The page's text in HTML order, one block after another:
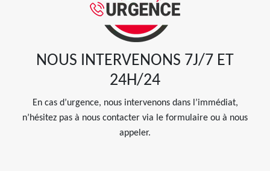
NOUS INTERVENONS 7J/7 ET
24H/24
En cas d’urgence, nous intervenons dans l’immédiat,
n’hésitez pas à nous contacter via le formulaire ou à nous
appeler.